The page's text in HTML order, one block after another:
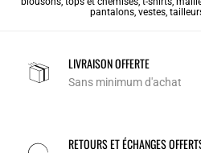
pantalons vestes
LIVRAISON OFFERTE
Sans minimum d'achat
RETOURS ET ÉCHANGES